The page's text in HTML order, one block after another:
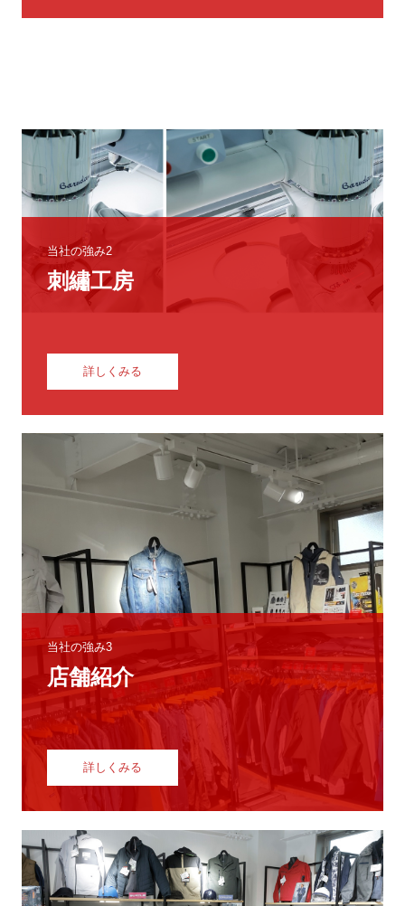
当社の強み2
刺繡工房
詳しくみる
当社の強み3
店舗紹介
詳しくみる